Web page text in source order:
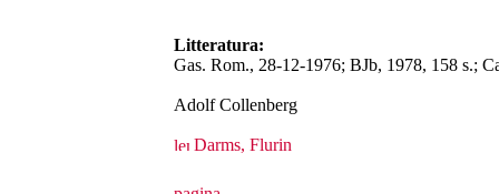
Litteratura:
Gas. Rom., 28-12-1976; BJb, 1978, 158 s.;
Adolf Collenberg
Darms, Flurin